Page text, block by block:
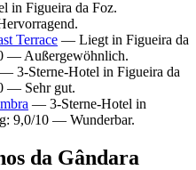
in Figueira da Foz.
Terrace — Liegt in Figueira da
— Außergewöhnlich.
— 3-Sterne-Hotel in Figueira da
— Sehr gut.
— 3-Sterne-Hotel in
9,0/10 — Wunderbar.
da Gândara